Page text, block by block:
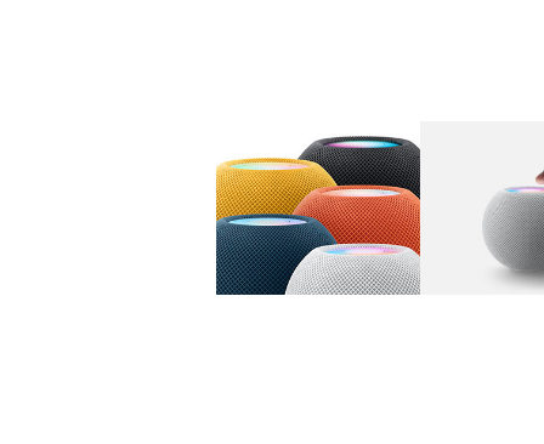
图库 图像 1